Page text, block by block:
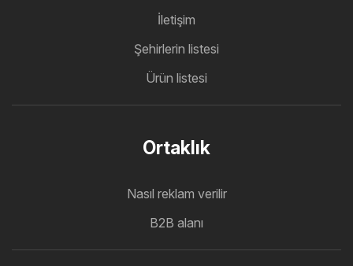
İletişim
Şehirlerin listesi
Ürün listesi
Ortaklık
Nasıl reklam verilir
B2B alanı